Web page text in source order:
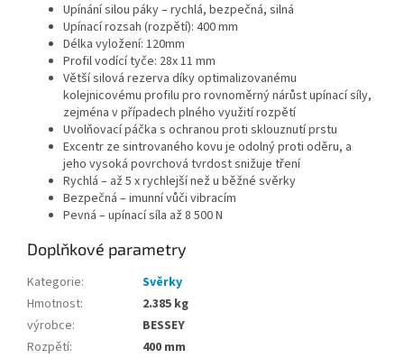
Upínání silou páky – rychlá, bezpečná, silná
Upínací rozsah (rozpětí): 400 mm
Délka vyložení: 120mm
Profil vodící tyče: 28x 11 mm
Větší silová rezerva díky optimalizovanému
kolejnicovému profilu pro rovnoměrný nárůst upínací síly,
zejména v případech plného využití rozpětí
Uvolňovací páčka s ochranou proti sklouznutí prstu
Excentr ze sintrovaného kovu je odolný proti oděru, a
jeho vysoká povrchová tvrdost snižuje tření
Rychlá – až 5 x rychlejší než u běžné svěrky
Bezpečná – imunní vůči vibracím
Pevná – upínací síla až 8 500 N
Doplňkové parametry
Kategorie:
Svěrky
Hmotnost:
2.385 kg
výrobce:
BESSEY
Rozpětí:
400 mm